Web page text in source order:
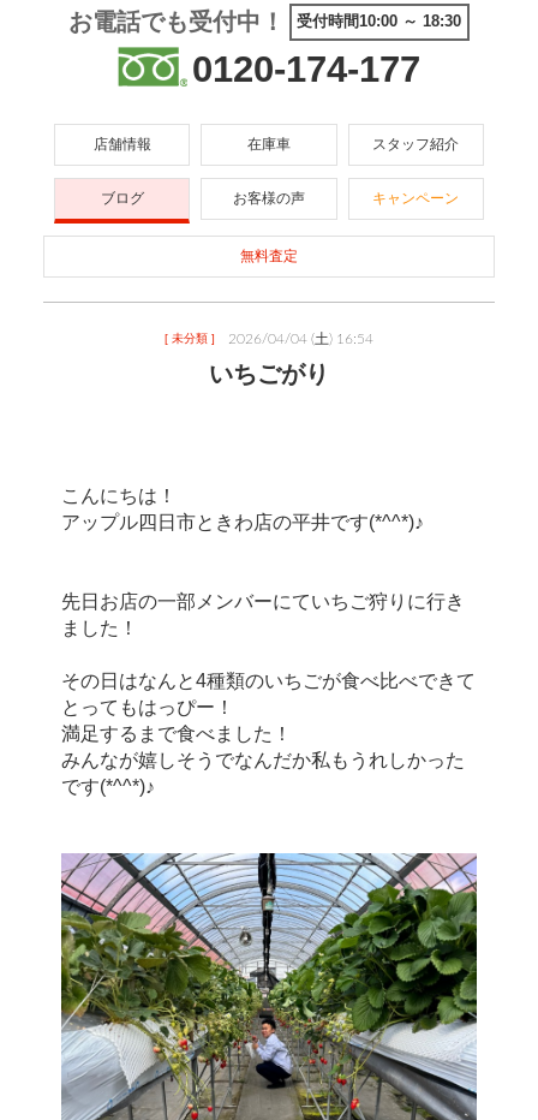
お電話でも受付中！ 受付時間10:00 ～ 18:30
0120-174-177
店舗情報 在庫車 スタッフ紹介
ブログ お客様の声 キャンペーン
無料査定
[ 未分類 ] 2026/04/04 (土) 16:54
いちごがり
こんにちは！
アップル四日市ときわ店の平井です(*^^*)♪
先日お店の一部メンバーにていちご狩りに行き
ました！
その日はなんと4種類のいちごが食べ比べできて
とってもはっぴー！
満足するまで食べました！
みんなが嬉しそうでなんだか私もうれしかった
です(*^^*)♪